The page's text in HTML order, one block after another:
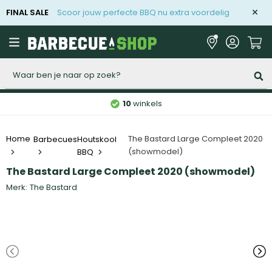
FINAL SALE Scoor jouw perfecte BBQ nu extra voordelig
10winkels
Home BarbecuesHoutskool
BBQ
The Bastard Large Compleet 2020
(showmodel)
The Bastard Large Compleet 2020 (showmodel)
Merk: The Bastard